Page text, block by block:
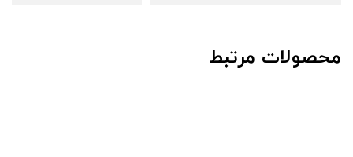
محصولات مرتبط